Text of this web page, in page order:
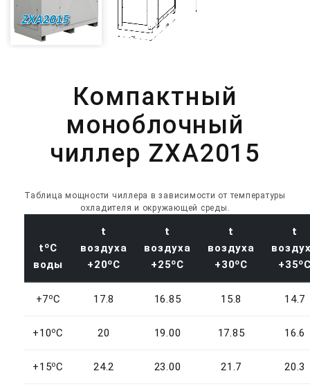
Компактный
моноблочный
чиллер ZXA2015
Таблица мощности чиллера в зависимости от температуры
охладителя и окружающей среды.
t oC
воды
t
воздуха
+20oC
t
воздуха
+25oC
t
воздуха
+30oC
t
+35o
+7oC 17.8 16.85 15.8 14.7
+10oC 20 19.00 17.85 16.6
+15oC 24.2 23.00 21.7 20.3